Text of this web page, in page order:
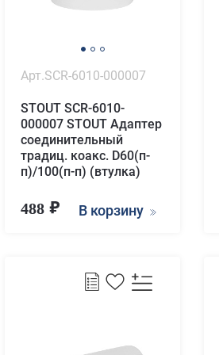
Арт.SCR-6010-000007
STOUT SCR-6010-
000007 STOUT Адаптер
соединительный
традиц. коакс. D60(п-
п)/100(п-п) (втулка)
488 В корзину